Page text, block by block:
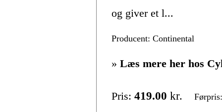
og giver et l...
Producent: Continental
» Læs mere her hos
Pris: 419.00 kr.